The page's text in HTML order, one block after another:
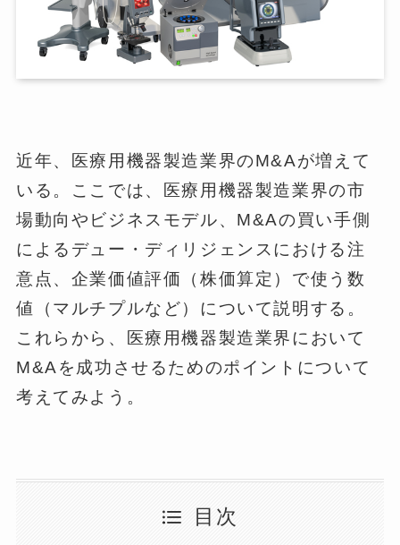
近年、医療用機器製造業界のM&Aが増えて
いる。ここでは、医療用機器製造業界の市
場動向やビジネスモデル、M&Aの買い手側
によるデュー・ディリジェンスにおける注
意点、企業価値評価（株価算定）で使う数
値（マルチプルなど）について説明する。
これらから、医療用機器製造業界において
M&Aを成功させるためのポイントについて
考えてみよう。
目次